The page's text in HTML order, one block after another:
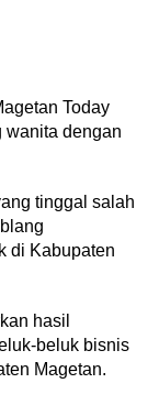
Today
wanita dengan
tinggal salah
di Kabupaten
hasil
beluk bisnis
Magetan.